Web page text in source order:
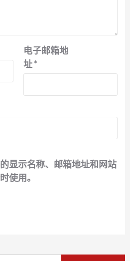
电子邮箱地
址*
显示名称、邮箱地址和网站
使用。